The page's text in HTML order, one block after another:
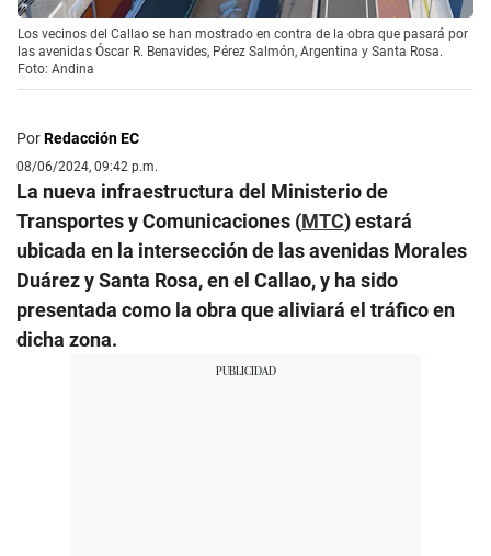
Los vecinos del Callao se han mostrado en contra de la obra que pasará por
las avenidas Óscar R. Benavides, Pérez Salmón, Argentina y Santa Rosa.
Foto: Andina
PorRedacción EC
08/06/2024, 09:42 p.m.
La nueva infraestructura del Ministerio de
Transportes y Comunicaciones (MTC) estará
ubicada en la intersección de las avenidas Morales
Duárez y Santa Rosa, en el Callao, y ha sido
presentada como la obra que aliviará el tráfico en
dicha zona.